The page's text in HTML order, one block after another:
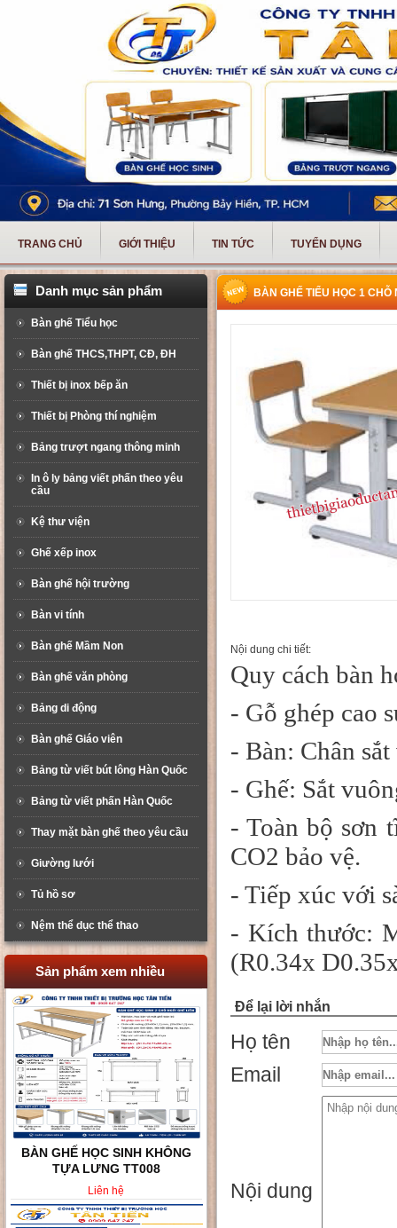
TRANG CHỦ GIỚI THIỆU TIN TỨC TUYỂN DỤNG
Danh mục sản phẩm
Bàn ghế Tiểu học
Bàn ghế THCS,THPT, CĐ, ĐH
Thiết bị inox bếp ăn
Thiết bị Phòng thí nghiệm
Bảng trượt ngang thông minh
In ô ly bảng viết phấn theo yêu
cầu
Kệ thư viện
Ghế xếp inox
Bàn ghế hội trường
Bàn vi tính
Bàn ghế Mầm Non
Bàn ghế văn phòng
Bảng di động
Bàn ghế Giáo viên
Bảng từ viết bút lông Hàn Quốc
Bảng từ viết phấn Hàn Quốc
Thay mặt bàn ghế theo yêu cầu
Giường lưới
Tủ hồ sơ
Nệm thể dục thể thao
Sản phẩm xem nhiều
BÀN GHẾ HỌC SINH KHÔNG
TỰA LƯNG TT008
Liên hệ
BÀN GHẾ TIỂU HỌC 1 CHỖ
Nội dung chi tiết:
Quy cách bàn
- Gỗ ghép cao
- Bàn: Chân
- Ghế: Sắt
- Toàn bộ sơn
CO2 bảo vệ.
- Tiếp xúc với
- Kích thước:
(R0.34x
Để lại lời nhắn
Họ tên
Email
Nội dung